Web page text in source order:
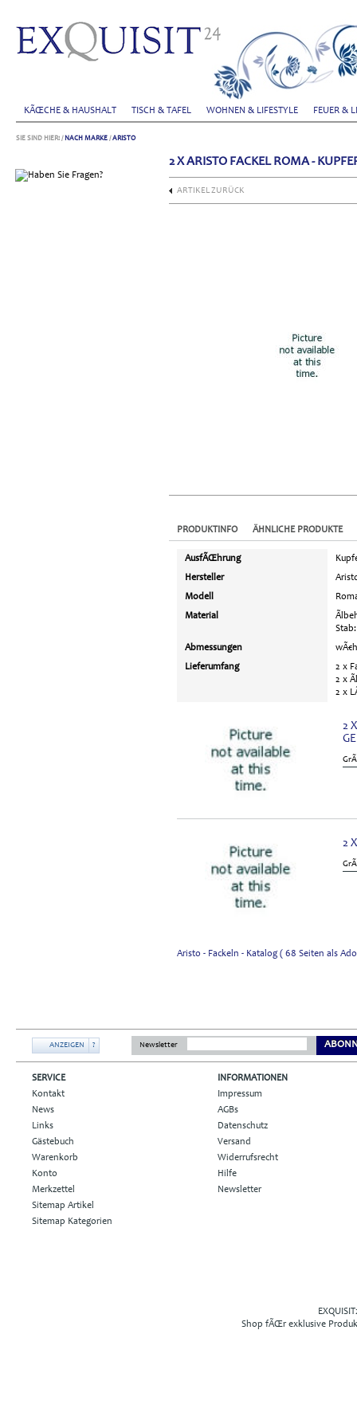
KÃŒCHE & HAUSHALT TISCH & TAFEL WOHNEN & LIFESTYLE FEUER &
SIE SIND HIER: / NACH MARKE /ARISTO
2 X ARISTO FACKEL ROMA -
ARTIKEL ZURÜCK
PRODUKTINFO ÄHNLICHE PRODUKTE
AusfÃŒhrung
Hersteller
Modell
Material
Abmessungen
Lieferumfang
2 x
2 x
2 x
2
2
Aristo - Fackeln - Katalog ( 68 Seiten als
ANZEIGEN ? Newsletter
SERVICE
Kontakt
News
Links
Gästebuch
Warenkorb
Konto
Merkzettel
Sitemap Artikel
Sitemap Kategorien
INFORMATIONEN
Impressum
AGBs
Datenschutz
Versand
Widerrufsrecht
Hilfe
Newsletter
Shop fÃŒr exklusive